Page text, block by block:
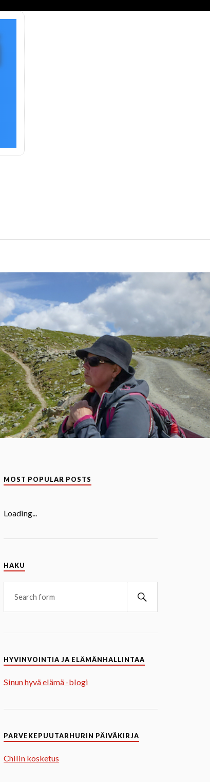
MOST POPULAR POSTS
Loading...
HAKU
HYVINVOINTIA JA ELÄMÄNHALLINTAA
Sinun hyvä elämä -blogi
PARVEKEPUUTARHURIN PÄIVÄKIRJA
Chilin kosketus